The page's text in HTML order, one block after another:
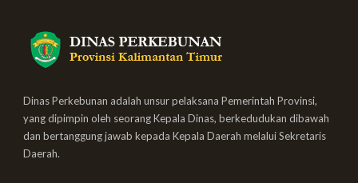
Dinas Perkebunan adalah unsur pelaksana Pemerintah Provinsi,
yang dipimpin oleh seorang Kepala Dinas, berkedudukan dibawah
dan bertanggung jawab kepada Kepala Daerah melalui Sekretaris
Daerah.